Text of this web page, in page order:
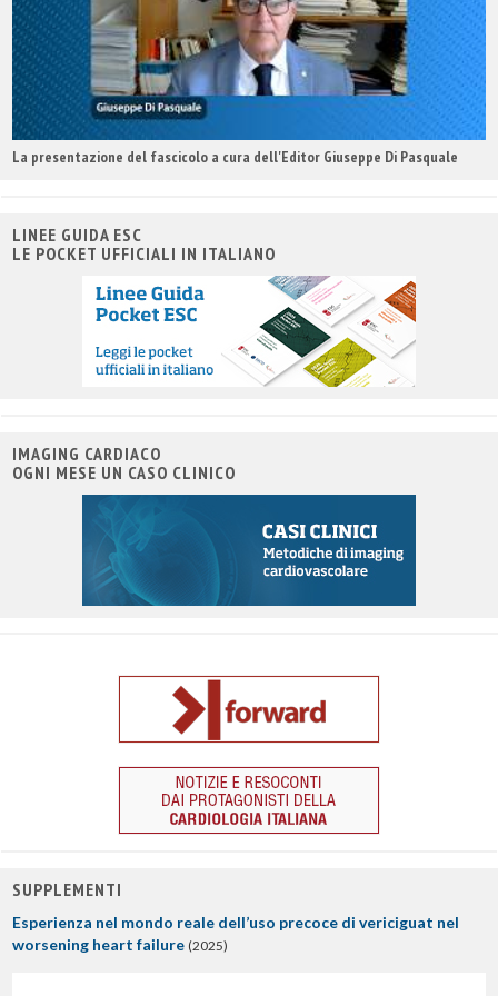
La presentazione del fascicolo a cura dell'Editor Giuseppe Di Pasquale
LINEE GUIDA ESC
LE POCKET UFFICIALI IN ITALIANO
IMAGING CARDIACO
OGNI MESE UN CASO CLINICO
SUPPLEMENTI
Esperienza nel mondo reale dell’uso precoce di vericiguat nel
worsening heart failure (2025)